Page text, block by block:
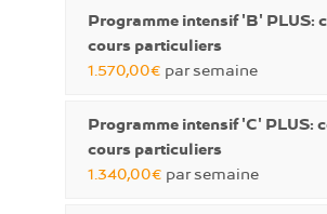
Programme intensif 'B' PLUS:
cours particuliers
1.570,00€ par semaine
Programme intensif 'C' PLUS:
cours particuliers
1.340,00€ par semaine